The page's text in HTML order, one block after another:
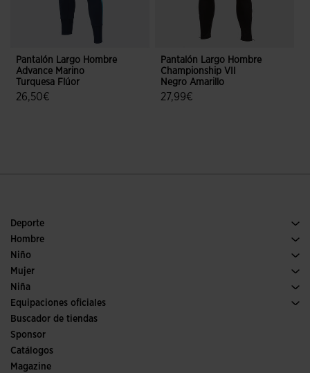
Pantalón Largo Hombre
Advance Marino
Turquesa Flúor
26,50€
Pantalón Largo Hombre
Championship VII
Negro Amarillo
27,99€
Deporte
Running
Pádel
Fútbol
Trail running
Tenis
Hombre
Calzado Hombre
Deporte
Niño
Ver todo ropa niño
Mujer
Ropa Mujer
Deporte
Niña
Ver todo ropa niña
Equipaciones oficiales
Fútbol
Fútbol sala
Comités y Federaciones
Ediciones especiales
Buscador de tiendas
Sponsor
Catálogos
Magazine